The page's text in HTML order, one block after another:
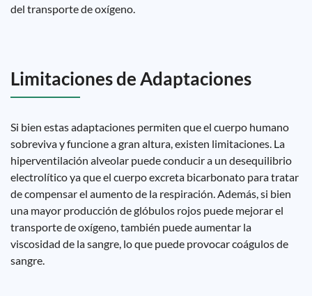
del transporte de oxígeno.
Limitaciones de Adaptaciones
Si bien estas adaptaciones permiten que el cuerpo humano
sobreviva y funcione a gran altura, existen limitaciones. La
hiperventilación alveolar puede conducir a un desequilibrio
electrolítico ya que el cuerpo excreta bicarbonato para tratar
de compensar el aumento de la respiración. Además, si bien
una mayor producción de glóbulos rojos puede mejorar el
transporte de oxígeno, también puede aumentar la
viscosidad de la sangre, lo que puede provocar coágulos de
sangre.